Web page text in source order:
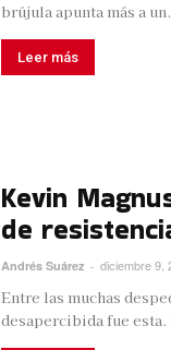
brújula apunta más a
Leer más
Kevin
de
Andrés Suárez - diciembre 9,
Entre las muchas
desapercibida fue esta.